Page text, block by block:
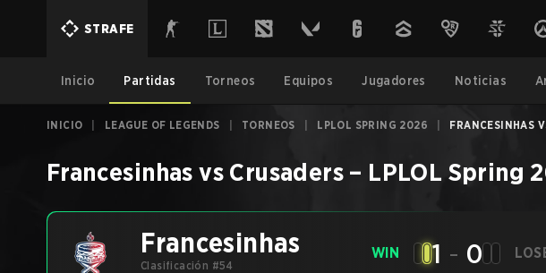
STRAFE
Inicio Partidas Torneos Equipos Jugadores Noticias
INICIO LEAGUE OF LEGENDS TORNEOS LPLOL SPRING 2026 FRANCESINHAS
Francesinhas vs Crusaders – LPLOL Spring
Francesinhas
Clasificación #54
WIN 1 - 0